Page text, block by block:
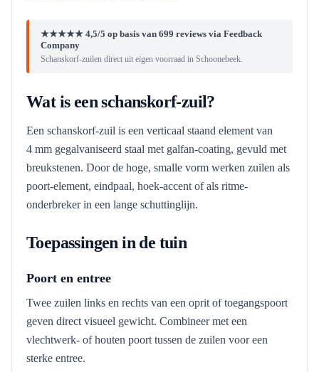
★★★★★ 4,5/5 op basis van 699 reviews via Feedback
Company
Schanskorf-zuilen direct uit eigen voorraad in Schoonebeek.
Wat is een schanskorf-zuil?
Een schanskorf-zuil is een verticaal staand element van
4 mm gegalvaniseerd staal met galfan-coating, gevuld met
breukstenen. Door de hoge, smalle vorm werken zuilen als
poort-element, eindpaal, hoek-accent of als ritme-
onderbreker in een lange schuttinglijn.
Toepassingen in de tuin
Poort en entree
Twee zuilen links en rechts van een oprit of toegangspoort
geven direct visueel gewicht. Combineer met een
vlechtwerk- of houten poort tussen de zuilen voor een
sterke entree.